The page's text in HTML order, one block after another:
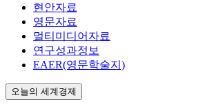
현안자료
영문자료
멀티미디어자료
연구성과정보
EAER(영문학술지)
오늘의 세계경제